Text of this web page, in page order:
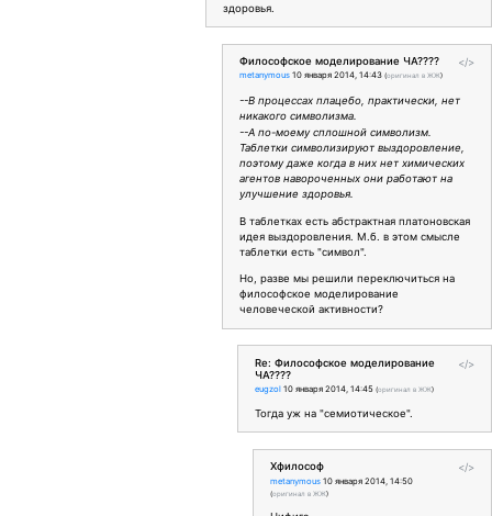
здоровья.
</>
Философское моделирование ЧА????
metanymous 10 января 2014, 14:43 (оригинал в ЖЖ)
--В процессах плацебо, практически, нет
никакого символизма.
--А по-моему сплошной символизм.
Таблетки символизируют выздоровление,
поэтому даже когда в них нет химических
агентов навороченных они работают на
улучшение здоровья.
В таблетках есть абстрактная платоновская
идея выздоровления. М.б. в этом смысле
таблетки есть "символ".
Но, разве мы решили переключиться на
философское моделирование
человеческой активности?
</>
Re: Философское моделирование
ЧА????
eugzol 10 января 2014, 14:45 (оригинал в ЖЖ)
Тогда уж на "семиотическое".
</>
Хфилософ
metanymous 10 января 2014, 14:50
(оригинал в ЖЖ)